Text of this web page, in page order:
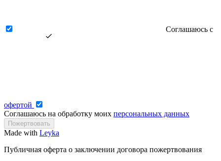
Соглашаюсь с
офертой
Соглашаюсь на обработку моих персональных данных
Made with Leyka
Публичная оферта о заключении договора пожертвования